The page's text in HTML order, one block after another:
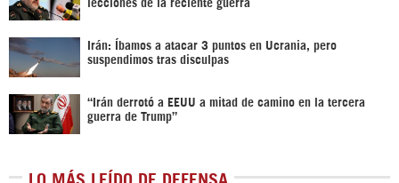
lecciones de la reciente guerra
Irán: Íbamos a atacar 3 puntos en Ucrania, pero
suspendimos tras disculpas
“Irán derrotó a EEUU a mitad de camino en la tercera
guerra de Trump”
LO MÁS LEÍDO DE DEFENSA